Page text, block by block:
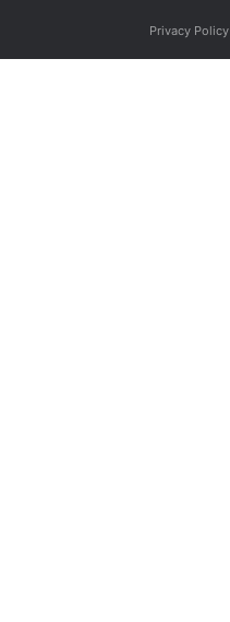
Privacy Policy